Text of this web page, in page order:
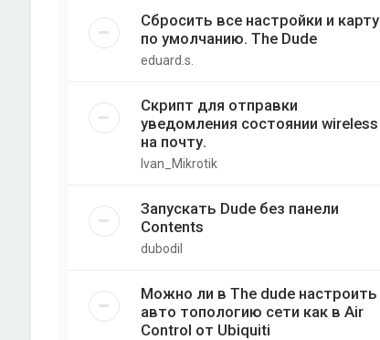
Сбросить все настройки и карту
по умолчанию. The Dude
eduard.s.
Скрипт для отправки
уведомления состоянии wireless
на почту.
Ivan_Mikrotik
Запускать Dude без панели
Contents
dubodil
Можно ли в The dude настроить
авто топологию сети как в Air
Control от Ubiquiti